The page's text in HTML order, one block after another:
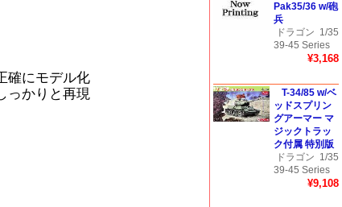
確にモデル化
っかりと再現
Pak35/36 w/砲
兵
ドラゴン 1/35
39-45 Series
¥3,168
T-34/85 w/ベ
ッドスプリン
グアーマー マ
ジックトラッ
ク付属 特別版
ドラゴン 1/35
39-45 Series
¥9,108